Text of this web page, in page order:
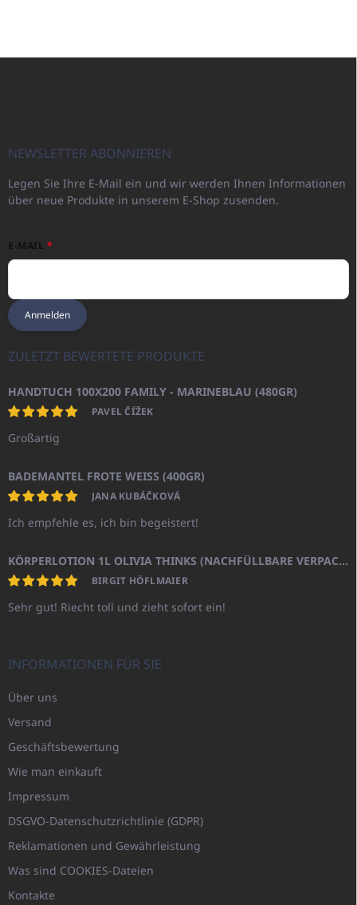
NEWSLETTER ABONNIEREN
Legen Sie Ihre E-Mail ein und wir werden Ihnen Informationen
über neue Produkte in unserem E-Shop zusenden.
E-MAIL
Anmelden
ZULETZT BEWERTETE PRODUKTE
HANDTUCH 100X200 FAMILY - MARINEBLAU (480GR)
PAVEL ČÍŽEK
Großartig
BADEMANTEL FROTE WEISS (400GR)
JANA KUBÁČKOVÁ
Ich empfehle es, ich bin begeistert!
KÖRPERLOTION 1L OLIVIA THINKS (NACHFÜLLBARE VERPACKUNG)
BIRGIT HÖFLMAIER
Sehr gut! Riecht toll und zieht sofort ein!
INFORMATIONEN FÜR SIE
Über uns
Versand
Geschäftsbewertung
Wie man einkauft
Impressum
DSGVO-Datenschutzrichtlinie (GDPR)
Reklamationen und Gewährleistung
Was sind COOKIES-Dateien
Kontakte